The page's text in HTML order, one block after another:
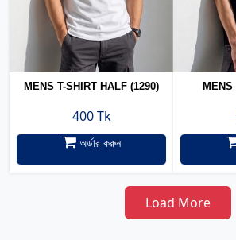
MENS T-SHIRT HALF (1290)
400 Tk
অর্ডার করুন
MENS
Load More